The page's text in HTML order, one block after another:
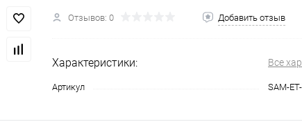
Отзывов: 0 Добавить отзыв
Характеристики: Все
Артикул SAM-
на частибез переплат